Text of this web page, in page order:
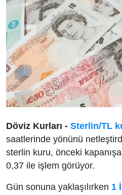
Döviz Kurları - Sterlin/TL
saatlerinde yönünü
sterlin kuru, önceki
0,37 ile işlem görüyor.
Gün sonuna yaklaşılırken 1